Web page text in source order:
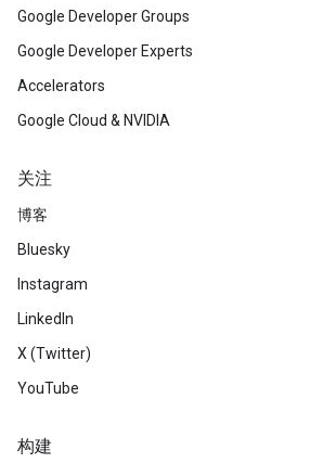
Google Developer Groups
Google Developer Experts
Accelerators
Google Cloud & NVIDIA
关注
博客
Bluesky
Instagram
LinkedIn
X (Twitter)
YouTube
构建